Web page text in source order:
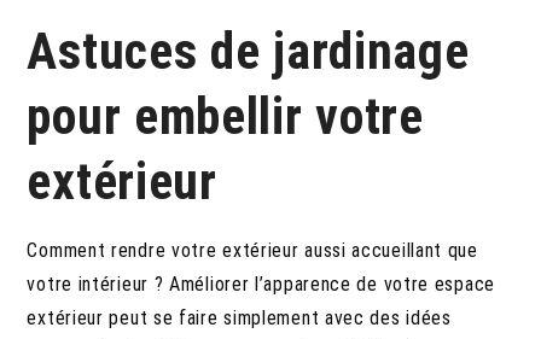
Astuces de jardinage
pour embellir votre
extérieur
Comment rendre votre extérieur aussi accueillant que
votre intérieur ? Améliorer l’apparence de votre espace
extérieur peut se faire simplement avec des idées